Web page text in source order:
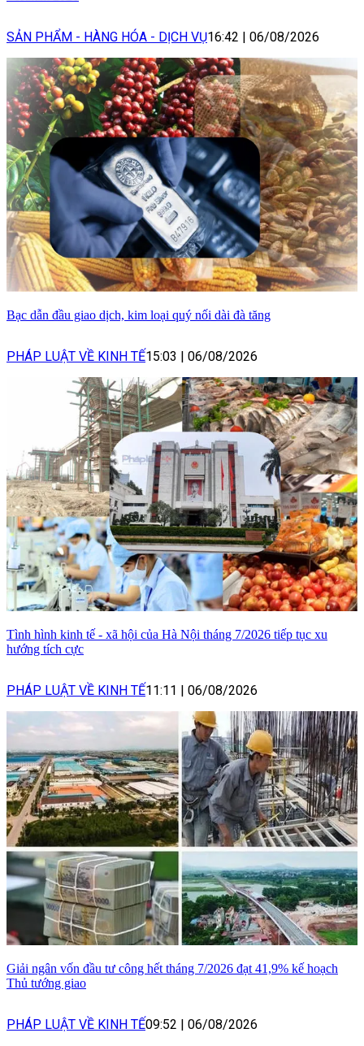
SẢN PHẨM - HÀNG HÓA - DỊCH VỤ16:42 | 06/08/2026
Bạc dẫn đầu giao dịch, kim loại quý nối dài đà tăng
PHÁP LUẬT VỀ KINH TẾ15:03 | 06/08/2026
Tình hình kinh tế - xã hội của Hà Nội tháng 7/2026 tiếp tục xu
hướng tích cực
PHÁP LUẬT VỀ KINH TẾ11:11 | 06/08/2026
Giải ngân vốn đầu tư công hết tháng 7/2026 đạt 41,9% kế hoạch
Thủ tướng giao
PHÁP LUẬT VỀ KINH TẾ09:52 | 06/08/2026